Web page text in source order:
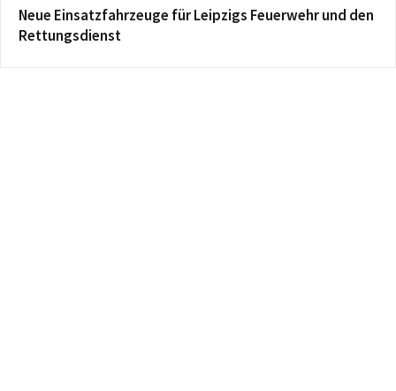
Neue Einsatzfahrzeuge für Leipzigs Feuerwehr und den
Rettungsdienst